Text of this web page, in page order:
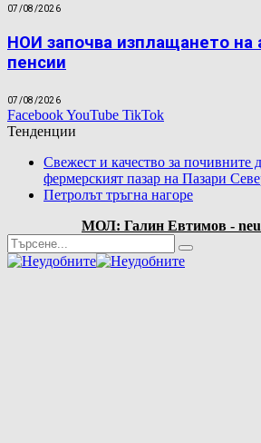
07/08/2026
НОИ започва изплащането на
пенсии
07/08/2026
FacebookYouTube TikTok
Тенденции
Свежест и качество за почивните
фермерският пазар на Пазари
Петролът тръгна нагоре
МОЛ: Галин Евтимов -